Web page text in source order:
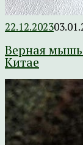
22.12.2023
Верная мышь
Китае